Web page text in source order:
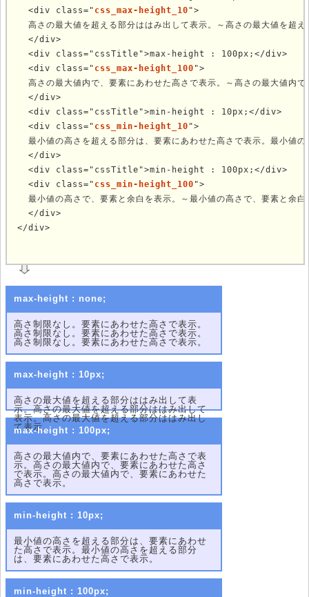
  <div class="
css_max-height_10 ">
高さの最大値を超える部分ははみ出して表示。～高さの最大値を超
  </div>
  <div class="cssTitle">max-height : 100px;</div>
  <div class="
css_max-height_100 ">
高さの最大値内で、要素にあわせた高さで表示。～高さの最大値内
  </div>
  <div class="cssTitle">min-height : 10px;</div>
  <div class="
css_min-height_10 ">
最小値の高さを超える部分は、要素にあわせた高さで表示。最小値
  </div>
  <div class="cssTitle">min-height : 100px;</div>
  <div class="
css_min-height_100 ">
最小値の高さで、要素と余白を表示。～最小値の高さで、要素と余白
  </div>
</div>
max-height : none;
高さ制限なし。要素にあわせた高さで表示。
高さ制限なし。要素にあわせた高さで表示。
高さ制限なし。要素にあわせた高さで表示。
max-height : 10px;
高さの最大値を超える部分ははみ出して表
示。高さの最大値を超える部分ははみ出して
表示。高さの最大値を超える部分ははみ出し
て表示。
max-height : 100px;
高さの最大値内で、要素にあわせた高さで表
示。高さの最大値内で、要素にあわせた高さ
で表示。高さの最大値内で、要素にあわせた
高さで表示。
min-height : 10px;
最小値の高さを超える部分は、要素にあわせ
た高さで表示。最小値の高さを超える部分
は、要素にあわせた高さで表示。
min-height : 100px;